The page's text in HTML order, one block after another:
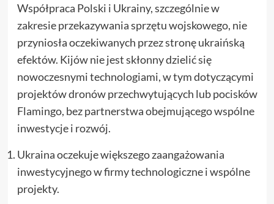
Współpraca Polski i Ukrainy, szczególnie w
zakresie przekazywania sprzętu wojskowego, nie
przyniosła oczekiwanych przez stronę ukraińską
efektów. Kijów nie jest skłonny dzielić się
nowoczesnymi technologiami, w tym dotyczącymi
projektów dronów przechwytujących lub pocisków
Flamingo, bez partnerstwa obejmującego wspólne
inwestycje i rozwój.
Ukraina oczekuje większego zaangażowania
inwestycyjnego w firmy technologiczne i wspólne
projekty.